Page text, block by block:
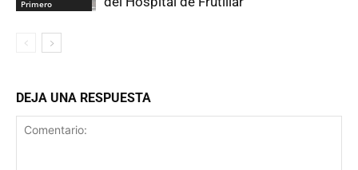
Primero
DEJA UNA RESPUESTA